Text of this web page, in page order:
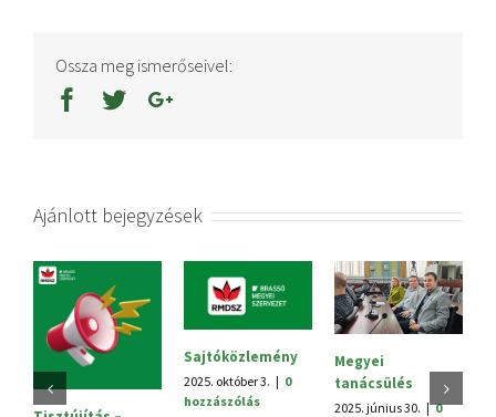
Ossza meg ismerőseivel:
Ajánlott bejegyzések
Sajtóközlemény
2025. október 3. | 0
hozzászólás
Megyei
tanácsülés
2025. június 30. | 0